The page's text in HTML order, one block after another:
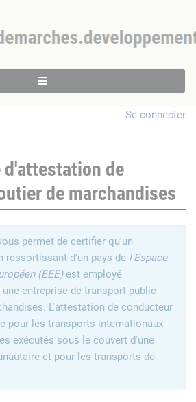
Se connecter
d'attestation de
de marchandises
permet de certifier qu'un
ressortissant d'un pays de l'Espace
(EEE)est employé
une entreprise de transport public
L'attestation de conducteur
pour les transports internationaux
exécutés sous le couvert d'une
et pour les transports de